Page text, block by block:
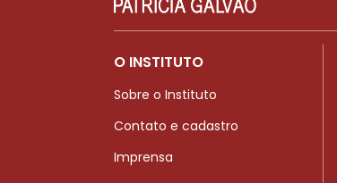
O INSTITUTO
Sobre o Instituto
Contato e cadastro
Imprensa